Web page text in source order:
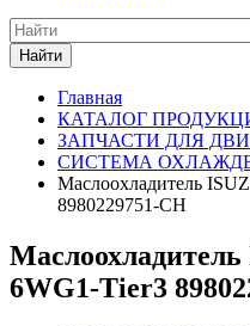
Найти
Главная
КАТАЛОГ
ЗАПЧАСТИ ДЛЯ
СИСТЕМА
Маслоохладитель
8980229751-CH
6WG1-Tier3